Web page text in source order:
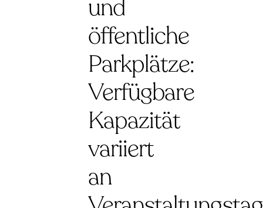
und
öffentliche
Parkplätze:
Verfügbare
Kapazität
variiert
an